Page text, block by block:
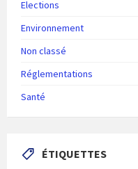
Elections
Environnement
Non classé
Réglementations
Santé
ÉTIQUETTES